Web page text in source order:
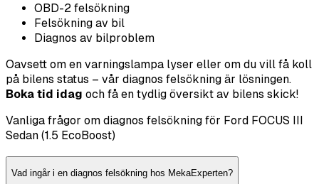
OBD-2 felsökning
Felsökning av bil
Diagnos av bilproblem
Oavsett om en varningslampa lyser eller om du vill få koll
på bilens status – vår diagnos felsökning är lösningen.
Boka tid idag och få en tydlig översikt av bilens skick!
Vanliga frågor om diagnos felsökning för Ford FOCUS III
Sedan (1.5 EcoBoost)
Vad ingår i en diagnos felsökning hos MekaExperten?